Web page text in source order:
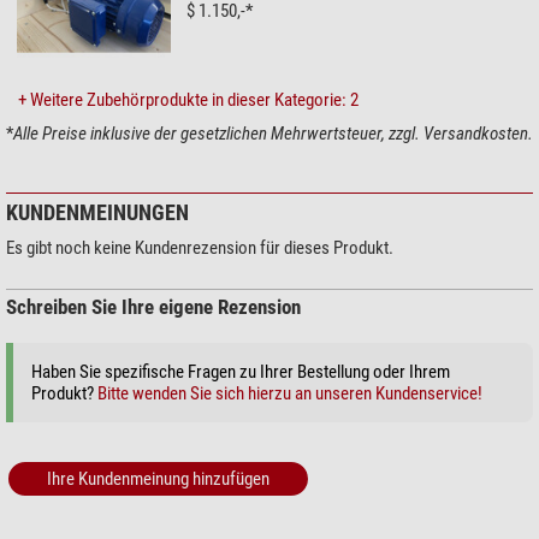
Holzschutzfür zusätzlich: € 1200,-
Hausbock) und Pilzen und ist feuerhemmend.
WeitereOptionensind:
inklusive Schiebetür: Preis. 1.800,- Euro
Extra-Tür. Preis: 450,- Euro
Sturmsicherungkomplett mit Fangstäben und Befestigungsmaterialien.
Alle Variantender Rolldach-Sternwarte GreenLine:
GreenLine MS-20
GreenLine Mini
GreenLine Mega
$ 1.150,-*
+ Weitere Zubehörprodukte in dieser Kategorie: 2
*Alle Preise inklusive der gesetzlichen Mehrwertsteuer, zzgl. Versandkosten.
KUNDENMEINUNGEN
Es gibt noch keine Kundenrezension für dieses Produkt.
Schreiben Sie Ihre eigene Rezension
Haben Sie spezifische Fragen zu Ihrer Bestellung oder Ihrem
Produkt? Bitte wenden Sie sich hierzu an unseren Kundenservice!
Ihre Kundenmeinung hinzufügen